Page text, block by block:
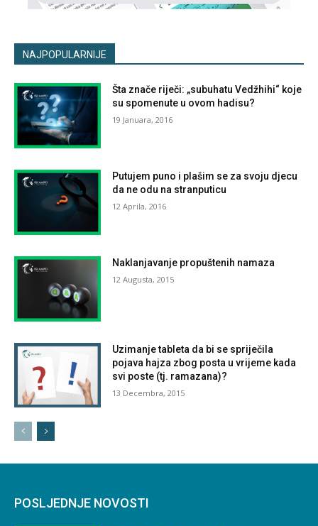
NAJPOPULARNIJE
Šta znače riječi: „subuhatu Vedžhihi“ koje
su spomenute u ovom hadisu?
19 Januara, 2016
Putujem puno i plašim se za svoju djecu
da ne odu na stranputicu
12 Aprila, 2016
Naklanjavanje propuštenih namaza
12 Augusta, 2015
Uzimanje tableta da bi se spriječila
pojava hajza zbog posta u vrijeme kada
svi poste (tj. ramazana)?
13 Decembra, 2015
POSLJEDNJE NOVOSTI